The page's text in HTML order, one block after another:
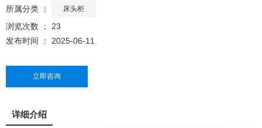
所属分类 ： 床头柜
浏览次数 ： 23
发布时间 ： 2025-06-11
立即咨询
详细介绍